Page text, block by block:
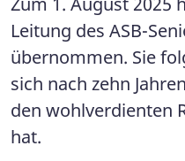
Leitung des ASB-
übernommen. Sie
sich nach zehn
den wohlverdienten
hat.